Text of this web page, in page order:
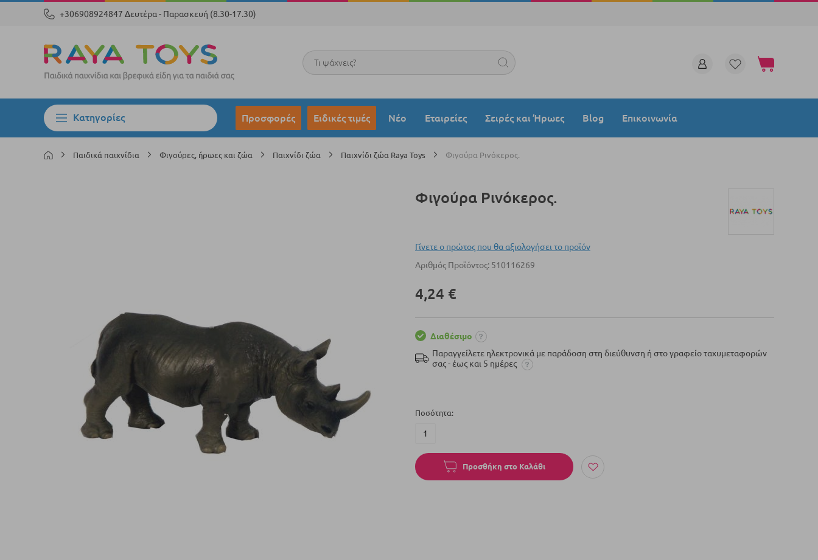
+306908924847 Δευτέρα - Παρασκευή (8.30-17.30)
Το καλάθι μου
Search
Κατηγορίες Προσφορές Ειδικές τιμές Νέο Εταιρείες Σειρές και Ήρωες Blog Επικοινωνία
Παιδικά παιχνίδια Φιγούρες, ήρωες και ζώα Παιχνίδι ζώα Παιχνίδι ζώα Raya Toys Φιγούρα Ρινόκερος.
Φιγούρα Ρινόκερος.
Γίνετε ο πρώτος που θα αξιολογήσει το προϊόν
Αριθμός Προϊόντος 510116269
4,24 €
Διαθέσιμο
Παραγγείλετε ηλεκτρονικά με παράδοση στη διεύθυνση ή στο γραφείο ταχυμεταφορών
σας - έως και 5 ημέρες
Ποσότητα
Προσθήκη στο Καλάθι